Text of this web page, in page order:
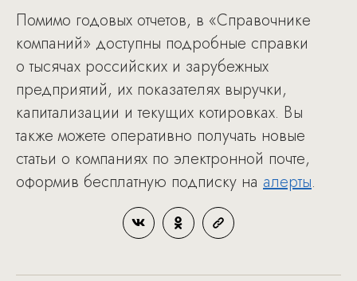
Помимо годовых отчетов, в «Справочнике
компаний» доступны подробные справки
о тысячах российских и зарубежных
предприятий, их показателях выручки,
капитализации и текущих котировках. Вы
также можете оперативно получать новые
статьи о компаниях по электронной почте,
оформив бесплатную подписку на алерты.